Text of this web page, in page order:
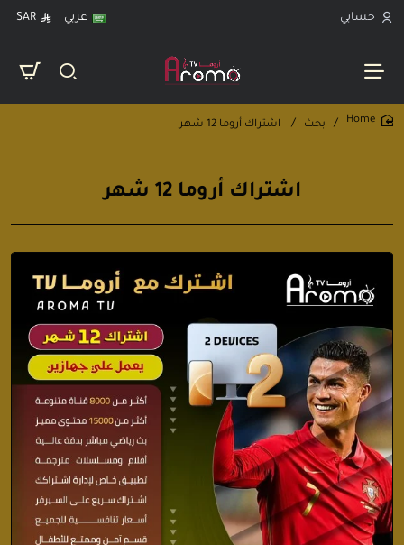
حسابي عربي SAR
بحث اشتراك أروما 12 شهر
اشتراك أروما 12 شهر